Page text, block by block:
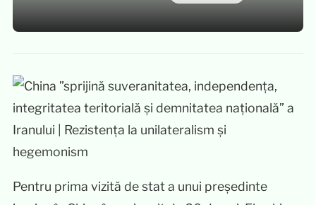
Pentru prima vizită de stat a unui președinte